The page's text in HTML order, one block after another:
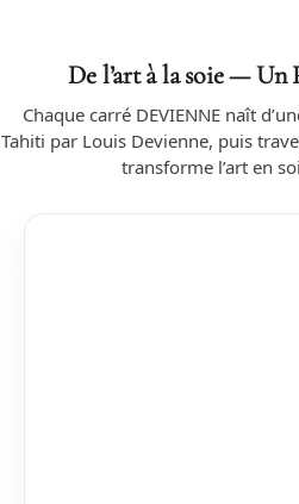
De l’art à la soie — Un
Chaque carré DEVIENNE naît
Tahiti par Louis Devienne, puis
transforme l’art en